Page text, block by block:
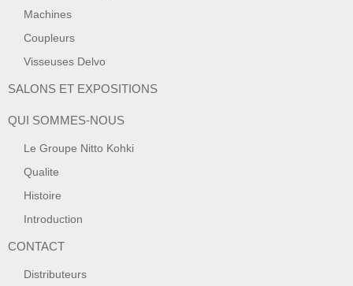
Machines
Coupleurs
Visseuses Delvo
SALONS ET EXPOSITIONS
QUI SOMMES-NOUS
Le Groupe Nitto Kohki
Qualite
Histoire
Introduction
CONTACT
Distributeurs